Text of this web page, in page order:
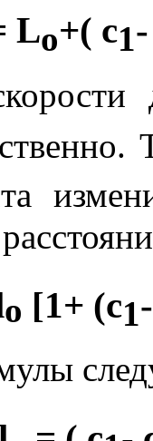
Lo+( c1
o [1+ (c1